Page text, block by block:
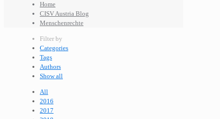
Home
CISV Austria Blog
Menschenrechte
Filter by
Categories
Tags
Authors
Show all
All
2016
2017